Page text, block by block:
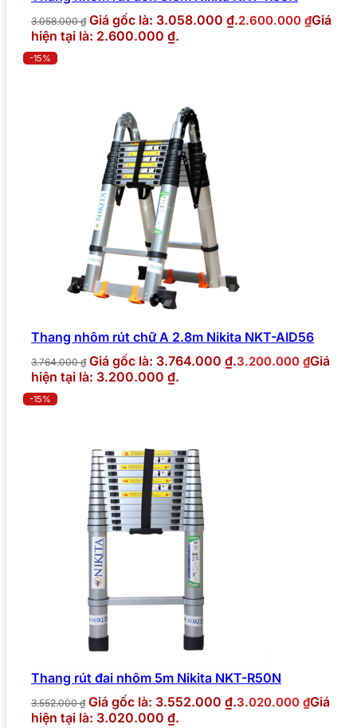
3.058.000₫ Giá gốc là: 3.058.000 ₫.2.600.000 ₫Giá
hiện tại là: 2.600.000 ₫.
-15%
Thang nhôm rút chữ A 2.8m Nikita NKT-AID56
3.764.000₫ Giá gốc là: 3.764.000 ₫.3.200.000 ₫Giá
hiện tại là: 3.200.000 ₫.
-15%
Thang rút đai nhôm 5m Nikita NKT-R50N
3.552.000₫ Giá gốc là: 3.552.000 ₫.3.020.000 ₫Giá
hiện tại là: 3.020.000 ₫.